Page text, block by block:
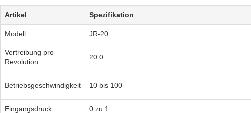
Artikel Spezifikation
Modell JR-20
Vertreibung pro
Revolution
20.0
Betriebsgeschwindigkeit 10 bis 100
Eingangsdruck 0 zu 1